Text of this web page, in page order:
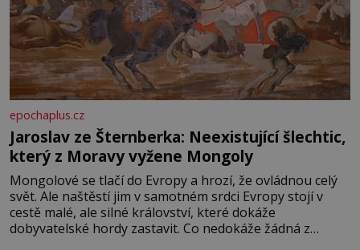
epochaplus.cz
Jaroslav ze Šternberka: Neexistující šlechtic,
který z Moravy vyžene Mongoly
Mongolové se tlačí do Evropy a hrozí, že ovládnou celý
svět. Ale naštěstí jim v samotném srdci Evropy stojí v
cestě malé, ale silné království, které dokáže
dobyvatelské hordy zastavit. Co nedokáže žádná z